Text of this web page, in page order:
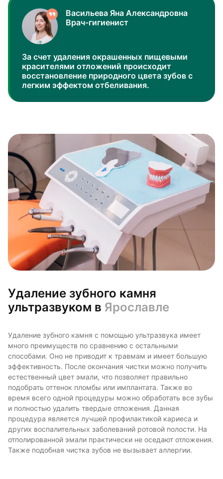
Васильева Яна Александровна
Врач-гигиенист
За счет удаления окрашенных пищевыми
красителями отложений происходит
восстановление природного цвета зубов с
легким эффектом отбеливания.
Удаление зубного камня
ультразвуком в Ярославле
Удаление зубного камня с помощью ультразвука имеет
много преимуществ по сравнению с остальными
способами. Оно не приводит к травмам и имеет большую
эффективность. После окончания чистки можно получить
естественный цвет эмали, что позволяет правильно
подобрать оттенок пломбы или имплантата. Также во
время всего одной процедуры можно обработать все зубы
и полностью удалить твердые отложения. Данная
процедура является лучшей профилактикой кариеса и
других воспалительных заболеваний ротовой полости. На
отполированной эмали практически не оседают отложения.
Также подобная чистка зубов не вызывает аллергии.